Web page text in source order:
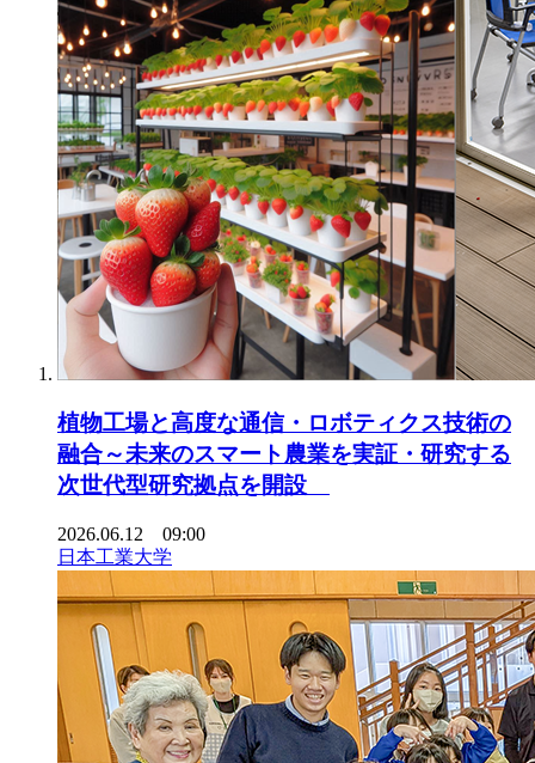
植物工場と高度な通信・ロボティクス技術の
融合～未来のスマート農業を実証・研究する
次世代型研究拠点を開設
2026.06.12 09:00
日本工業大学